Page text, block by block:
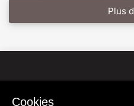
Cookies
Plus